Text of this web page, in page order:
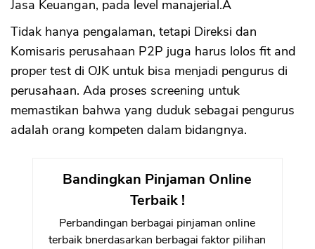
Jasa Keuangan, pada level manajerial.Â
Tidak hanya pengalaman, tetapi Direksi dan
Komisaris perusahaan P2P juga harus lolos fit and
proper test di OJK untuk bisa menjadi pengurus di
perusahaan. Ada proses screening untuk
memastikan bahwa yang duduk sebagai pengurus
adalah orang kompeten dalam bidangnya.
Bandingkan Pinjaman Online
Terbaik !
Perbandingan berbagai pinjaman online
terbaik bnerdasarkan berbagai faktor pilihan